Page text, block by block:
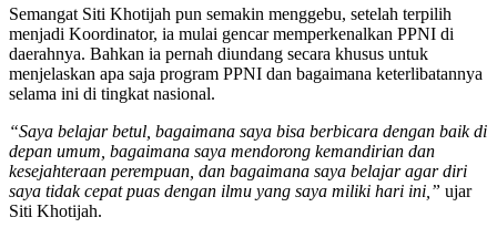
Semangat Siti Khotijah pun semakin menggebu, setelah terpilih
menjadi Koordinator, ia mulai gencar memperkenalkan PPNI di
daerahnya. Bahkan ia pernah diundang secara khusus untuk
menjelaskan apa saja program PPNI dan bagaimana keterlibatannya
selama ini di tingkat nasional.
“Saya belajar betul, bagaimana saya bisa berbicara dengan baik di
depan umum, bagaimana saya mendorong kemandirian dan
kesejahteraan perempuan, dan bagaimana saya belajar agar diri
saya tidak cepat puas dengan ilmu yang saya miliki hari ini,” ujar
Siti Khotijah.